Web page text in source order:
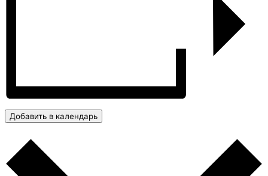
Добавить в календарь